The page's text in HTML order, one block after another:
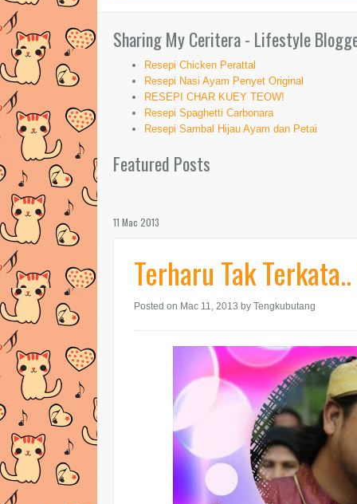
Sharing My Ceritera - Lifestyle
Resepi Chicken Perattal
Resepi Nasi Ayam Penyet Original
RESEPI CHAR KUEY TEOW!
Resepi Spaghetti Carbonara
Resepi Sambal Hijau Ayam dan Petai
Featured Posts
11 Mac 2013
Terharu Tak
Posted on Mac 11, 2013 by Tengkubutang